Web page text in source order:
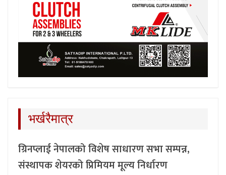
भर्खरैमात्र
ग्रिनप्लाई नेपालको विशेष साधारण सभा सम्पन्न,
संस्थापक शेयरको प्रिमियम मूल्य निर्धारण